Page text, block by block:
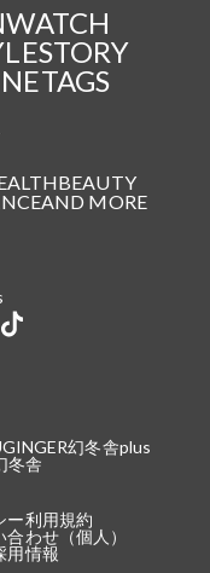
WATCH
STORY
TAGS
BEAUTY
AND MORE
GINGER幻冬舎plus
冬舎
ー利用規約
合わせ（個人）
用情報